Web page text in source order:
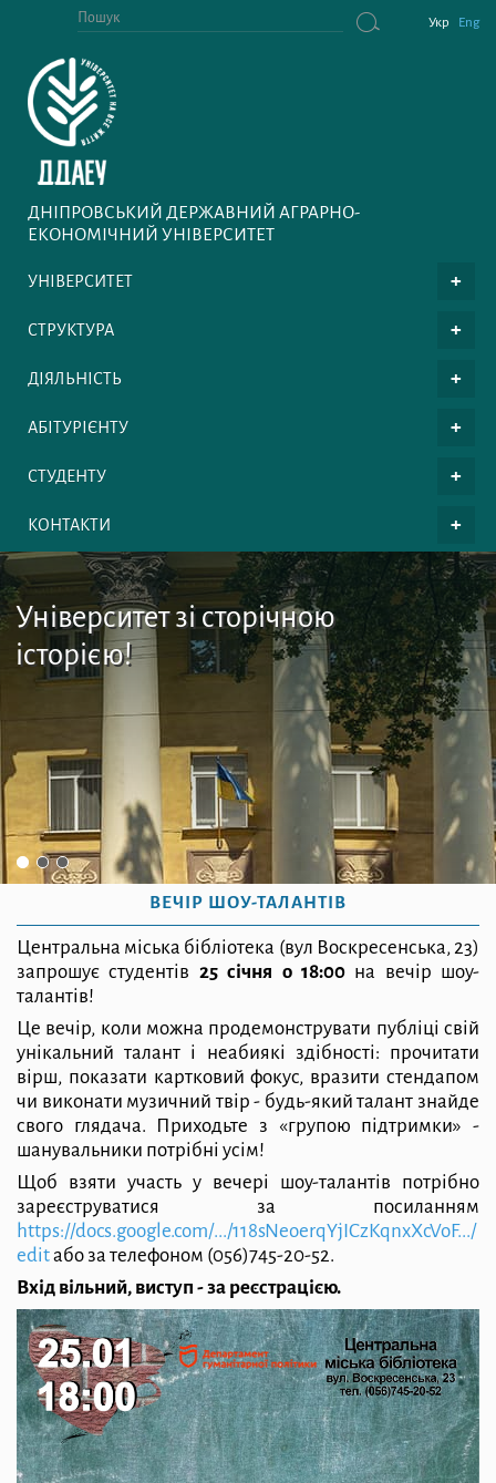
Укр Eng
ДНІПРОВСЬКИЙ ДЕРЖАВНИЙ АГРАРНО-
ЕКОНОМІЧНИЙ УНІВЕРСИТЕТ
УНІВЕРСИТЕТ
СТРУКТУРА
ДІЯЛЬНІСТЬ
АБІТУРІЄНТУ
СТУДЕНТУ
КОНТАКТИ
Університет зі сторічною
історією!
ВЕЧІР ШОУ-ТАЛАНТІВ
Центральна міська бібліотека (вул Воскресенська, 23)
запрошує студентів 25 січня о 18:00 на вечір шоу-
талантів!
Це вечір, коли можна продемонструвати публіці свій
унікальний талант і неабиякі здібності: прочитати
вірш, показати картковий фокус, вразити стендапом
чи виконати музичний твір - будь-який талант знайде
свого глядача. Приходьте з «групою підтримки» -
шанувальники потрібні усім!
Щоб взяти участь у вечері шоу-талантів потрібно
зареєструватися за посиланням
https://docs.google.com/.../118sNeoerqYjICzKqnxXcVoF.../
editабо за телефоном (056)745-20-52.
Вхід вільний, виступ - за реєстрацією.